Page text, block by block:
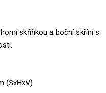
skříňkou a boční skříní s
(ŠxHxV)